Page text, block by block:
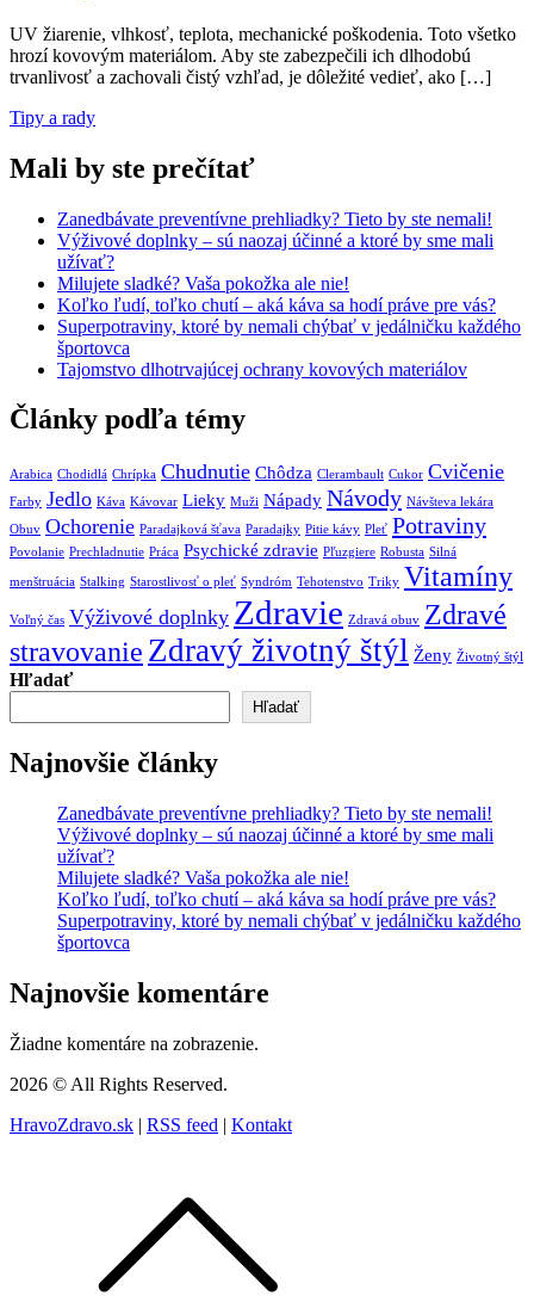
UV žiarenie, vlhkosť, teplota, mechanické poškodenia. Toto všetko
hrozí kovovým materiálom. Aby ste zabezpečili ich dlhodobú
trvanlivosť a zachovali čistý vzhľad, je dôležité vedieť, ako […]
Tipy a rady
Mali by ste prečítať
Zanedbávate preventívne prehliadky? Tieto by ste nemali!
Výživové doplnky – sú naozaj účinné a ktoré by sme mali
užívať?
Milujete sladké? Vaša pokožka ale nie!
Koľko ľudí, toľko chutí – aká káva sa hodí práve pre vás?
Superpotraviny, ktoré by nemali chýbať v jedálničku každého
športovca
Tajomstvo dlhotrvajúcej ochrany kovových materiálov
Články podľa témy
Arabica Chodidlá Chrípka Chudnutie Chôdza Clerambault Cukor Cvičenie
Farby Jedlo Káva Kávovar Lieky Muži Nápady Návody Návšteva lekára
Obuv Ochorenie Paradajková šťava Paradajky Pitie kávy Pleť Potraviny
Povolanie Prechladnutie Práca Psychické zdravie Pľuzgiere Robusta Silná
menštruácia Stalking Starostlivosť o pleť Syndróm Tehotenstvo Triky Vitamíny
Voľný čas Výživové doplnky Zdravie Zdravá obuv Zdravé
stravovanie Zdravý životný štýl Ženy Životný štýl
Hľadať
Hľadať
Najnovšie články
Zanedbávate preventívne prehliadky? Tieto by ste nemali!
Výživové doplnky – sú naozaj účinné a ktoré by sme mali
užívať?
Milujete sladké? Vaša pokožka ale nie!
Koľko ľudí, toľko chutí – aká káva sa hodí práve pre vás?
Superpotraviny, ktoré by nemali chýbať v jedálničku každého
športovca
Najnovšie komentáre
Žiadne komentáre na zobrazenie.
2026 © All Rights Reserved.
HravoZdravo.sk | RSS feed | Kontakt